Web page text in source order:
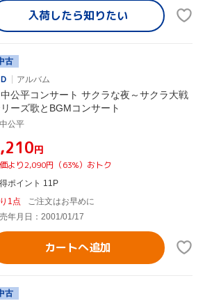
入荷したら知りたい
古
アルバム
中公平コンサート サクラな夜～サクラ大戦
ーズ歌とBGMコンサート
公平
円
より2,090円（63%）おトク
ポイント 11P
1点
ご注文はお早めに
年月日：2001/01/17
カートへ追加
古